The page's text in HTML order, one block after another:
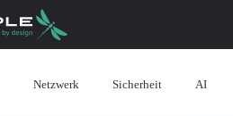
Netzwerk Sicherheit AI